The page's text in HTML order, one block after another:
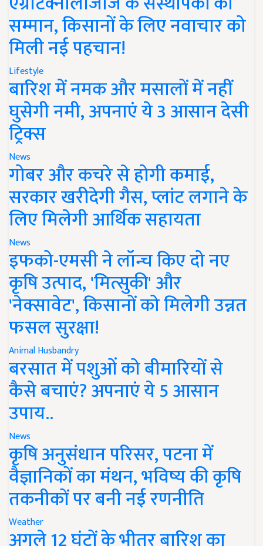
सम्मान, किसानों के लिए नवाचार को
मिली नई पहचान!
Lifestyle
बारिश में नमक और मसालों में नहीं
घुसेगी नमी, अपनाएं ये 3 आसान देसी
ट्रिक्स
News
गोबर और कचरे से होगी कमाई,
सरकार खरीदेगी गैस, प्लांट लगाने के
लिए मिलेगी आर्थिक सहायता
News
इफको-एमसी ने लॉन्च किए दो नए
कृषि उत्पाद, 'मित्सुकी' और
'नेक्सावेट', किसानों को मिलेगी उन्नत
फसल सुरक्षा!
Animal Husbandry
बरसात में पशुओं को बीमारियों से
कैसे बचाएं? अपनाएं ये 5 आसान
उपाय..
News
कृषि अनुसंधान परिसर, पटना में
वैज्ञानिकों का मंथन, भविष्य की कृषि
तकनीकों पर बनी नई रणनीति
Weather